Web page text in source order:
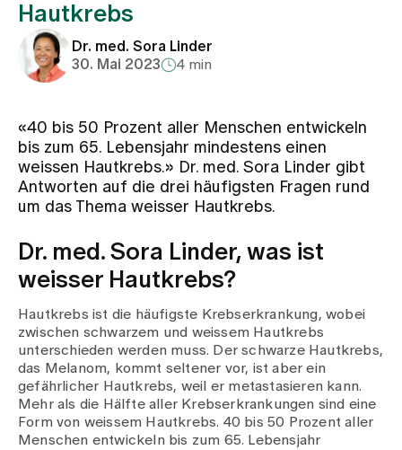
Fachbereiche
Team
Events
Über uns
Aktuelles
Hautkrebs
Dr. med. Sora Linder
30. Mai 2023
4 min
«40 bis 50 Prozent aller Menschen entwickeln
bis zum 65. Lebensjahr mindestens einen
weissen Hautkrebs.» Dr. med. Sora Linder gibt
Antworten auf die drei häufigsten Fragen rund
um das Thema weisser Hautkrebs.
Dr. med. Sora Linder, was ist
weisser Hautkrebs?
Hautkrebs ist die häufigste Krebserkrankung, wobei
zwischen schwarzem und weissem Hautkrebs
unterschieden werden muss. Der schwarze Hautkrebs,
das Melanom, kommt seltener vor, ist aber ein
gefährlicher Hautkrebs, weil er metastasieren kann.
Mehr als die Hälfte aller Krebserkrankungen sind eine
Form von weissem Hautkrebs. 40 bis 50 Prozent aller
Menschen entwickeln bis zum 65. Lebensjahr